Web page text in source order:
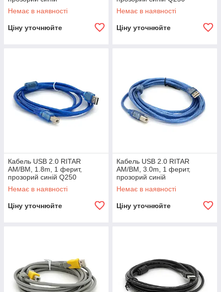
Немає в наявності
Ціну уточнюйте
Немає в наявності
Ціну уточнюйте
Кабель USB 2.0 RITAR
AM/BM, 1.8m, 1 ферит,
прозорий синій Q250
Немає в наявності
Ціну уточнюйте
Кабель USB 2.0 RITAR
AM/BM, 3.0m, 1 ферит,
прозорий синій
Немає в наявності
Ціну уточнюйте